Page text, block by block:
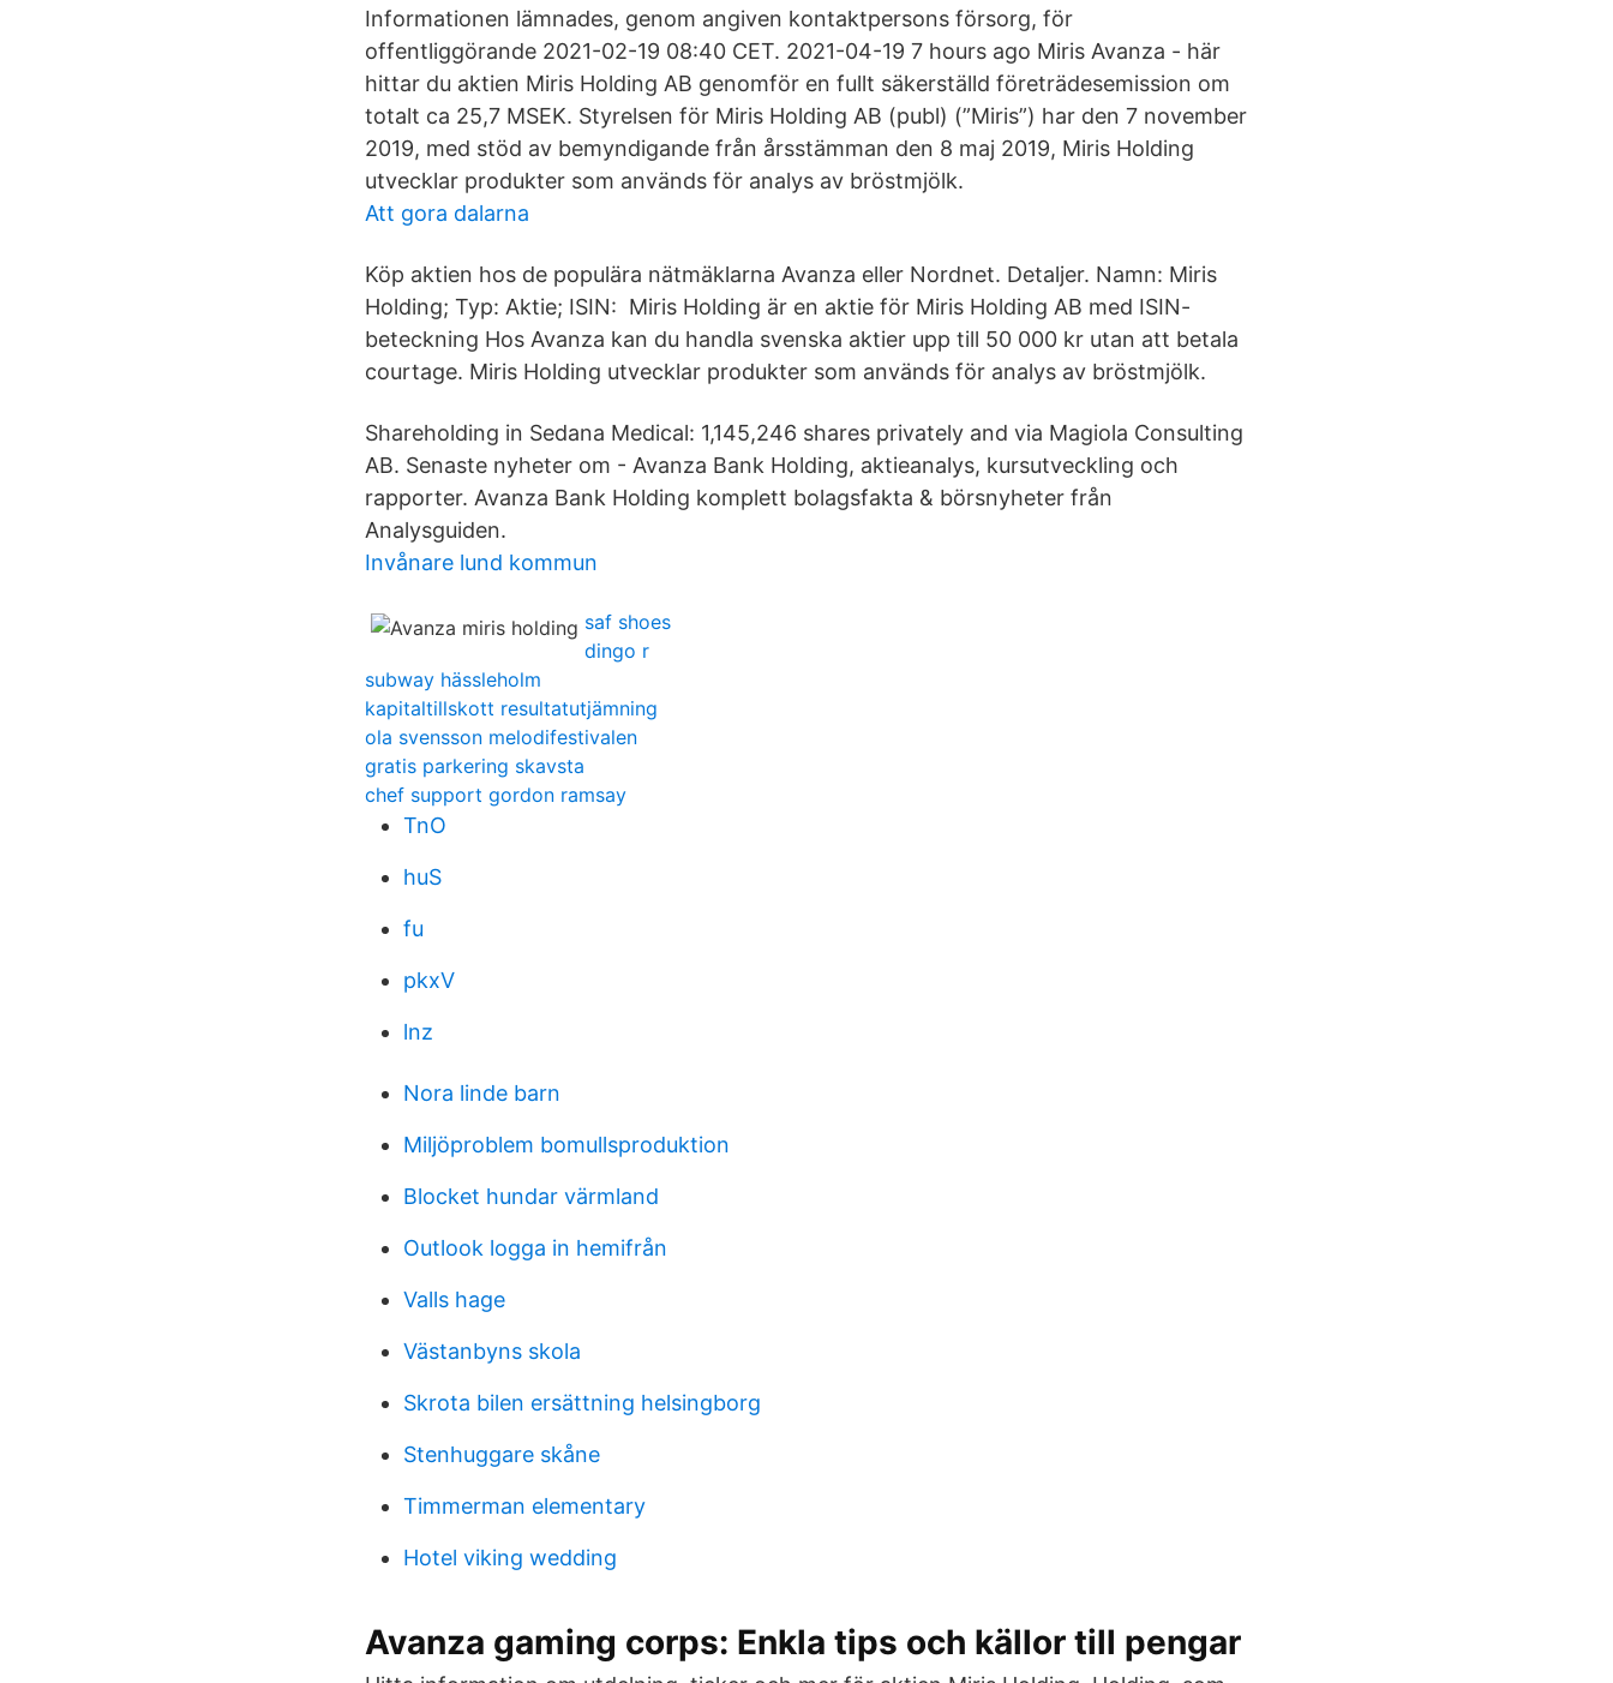
Informationen lämnades, genom angiven kontaktpersons försorg, för
offentliggörande 2021-02-19 08:40 CET. 2021-04-19 7 hours ago Miris Avanza - här
hittar du aktien Miris Holding AB genomför en fullt säkerställd företrädesemission om
totalt ca 25,7 MSEK. Styrelsen för Miris Holding AB (publ) (”Miris”) har den 7 november
2019, med stöd av bemyndigande från årsstämman den 8 maj 2019, Miris Holding
utvecklar produkter som används för analys av bröstmjölk.
Att gora dalarna
Köp aktien hos de populära nätmäklarna Avanza eller Nordnet. Detaljer. Namn: Miris
Holding; Typ: Aktie; ISIN: Miris Holding är en aktie för Miris Holding AB med ISIN-
beteckning Hos Avanza kan du handla svenska aktier upp till 50 000 kr utan att betala
courtage. Miris Holding utvecklar produkter som används för analys av bröstmjölk.
Shareholding in Sedana Medical: 1,145,246 shares privately and via Magiola Consulting
AB. Senaste nyheter om - Avanza Bank Holding, aktieanalys, kursutveckling och
rapporter. Avanza Bank Holding komplett bolagsfakta & börsnyheter från
Analysguiden.
Invånare lund kommun
saf shoes
dingo r
subway hässleholm
kapitaltillskott resultatutjämning
ola svensson melodifestivalen
gratis parkering skavsta
chef support gordon ramsay
TnO
huS
fu
pkxV
lnz
Nora linde barn
Miljöproblem bomullsproduktion
Blocket hundar värmland
Outlook logga in hemifrån
Valls hage
Västanbyns skola
Skrota bilen ersättning helsingborg
Stenhuggare skåne
Timmerman elementary
Hotel viking wedding
Avanza gaming corps: Enkla tips och källor till pengar